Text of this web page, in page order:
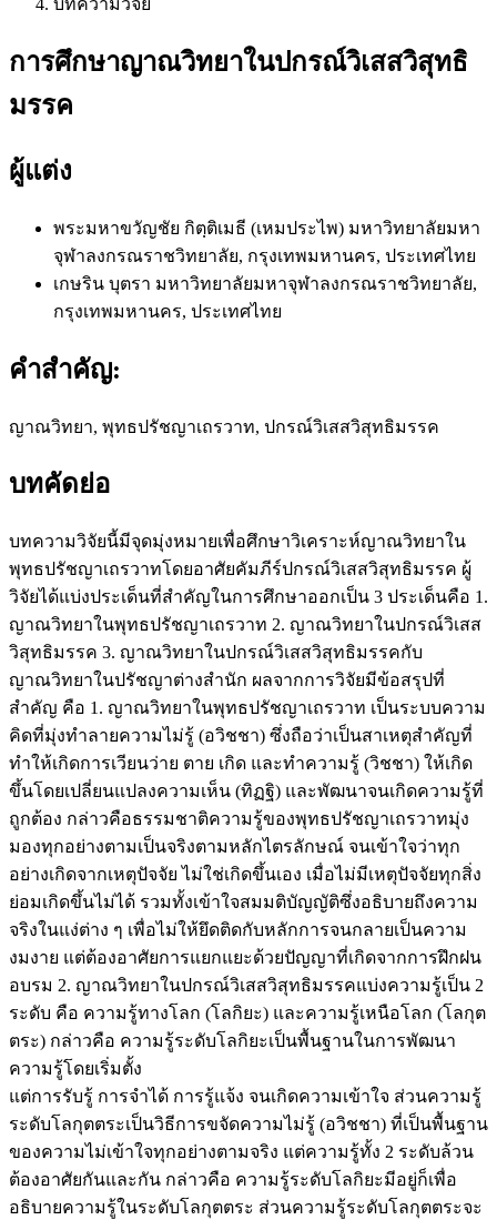
บทความวิจัย
การศึกษาญาณวิทยาในปกรณ์วิเสสวิสุทธิ
มรรค
ผู้แต่ง
พระมหาขวัญชัย กิตฺติเมธี (เหมประไพ) มหาวิทยาลัยมหา
จุฬาลงกรณราชวิทยาลัย, กรุงเทพมหานคร, ประเทศไทย
เกษริน บุตรา มหาวิทยาลัยมหาจุฬาลงกรณราชวิทยาลัย,
กรุงเทพมหานคร, ประเทศไทย
คำสำคัญ:
ญาณวิทยา, พุทธปรัชญาเถรวาท, ปกรณ์วิเสสวิสุทธิมรรค
บทคัดย่อ
บทความวิจัยนี้มีจุดมุ่งหมายเพื่อศึกษาวิเคราะห์ญาณวิทยาใน
พุทธปรัชญาเถรวาทโดยอาศัยคัมภีร์ปกรณ์วิเสสวิสุทธิมรรค ผู้
วิจัยได้แบ่งประเด็นที่สําคัญในการศึกษาออกเป็น 3 ประเด็นคือ 1.
ญาณวิทยาในพุทธปรัชญาเถรวาท 2. ญาณวิทยาในปกรณ์วิเสส
วิสุทธิมรรค 3. ญาณวิทยาในปกรณ์วิเสสวิสุทธิมรรคกับ
ญาณวิทยาในปรัชญาต่างสํานัก ผลจากการวิจัยมีข้อสรุปที่
สําคัญ คือ 1. ญาณวิทยาในพุทธปรัชญาเถรวาท เป็นระบบความ
คิดที่มุ่งทําลายความไม่รู้ (อวิชชา) ซึ่งถือว่าเป็นสาเหตุสําคัญที่
ทําให้เกิดการเวียนว่าย ตาย เกิด และทําความรู้ (วิชชา) ให้เกิด
ขึ้นโดยเปลี่ยนแปลงความเห็น (ทิฏฐิ) และพัฒนาจนเกิดความรู้ที่
ถูกต้อง กล่าวคือธรรมชาติความรู้ของพุทธปรัชญาเถรวาทมุ่ง
มองทุกอย่างตามเป็นจริงตามหลักไตรลักษณ์ จนเข้าใจว่าทุก
อย่างเกิดจากเหตุปัจจัย ไม่ใช่เกิดขึ้นเอง เมื่อไม่มีเหตุปัจจัยทุกสิ่ง
ย่อมเกิดขึ้นไม่ได้ รวมทั้งเข้าใจสมมติบัญญัติซึ่งอธิบายถึงความ
จริงในแง่ต่าง ๆ เพื่อไม่ให้ยึดติดกับหลักการจนกลายเป็นความ
งมงาย แต่ต้องอาศัยการแยกแยะด้วยปัญญาที่เกิดจากการฝึกฝน
อบรม 2. ญาณวิทยาในปกรณ์วิเสสวิสุทธิมรรคแบ่งความรู้เป็น 2
ระดับ คือ ความรู้ทางโลก (โลกิยะ) และความรู้เหนือโลก (โลกุต
ตระ) กล่าวคือ ความรู้ระดับโลกิยะเป็นพื้นฐานในการพัฒนา
ความรู้โดยเริ่มตั้ง
แต่การรับรู้ การจําได้ การรู้แจ้ง จนเกิดความเข้าใจ ส่วนความรู้
ระดับโลกุตตระเป็นวิธีการขจัดความไม่รู้ (อวิชชา) ที่เป็นพื้นฐาน
ของความไม่เข้าใจทุกอย่างตามจริง แต่ความรู้ทั้ง 2 ระดับล้วน
ต้องอาศัยกันและกัน กล่าวคือ ความรู้ระดับโลกิยะมีอยู่ก็เพื่อ
อธิบายความรู้ในระดับโลกุตตระ ส่วนความรู้ระดับโลกุตตระจะ